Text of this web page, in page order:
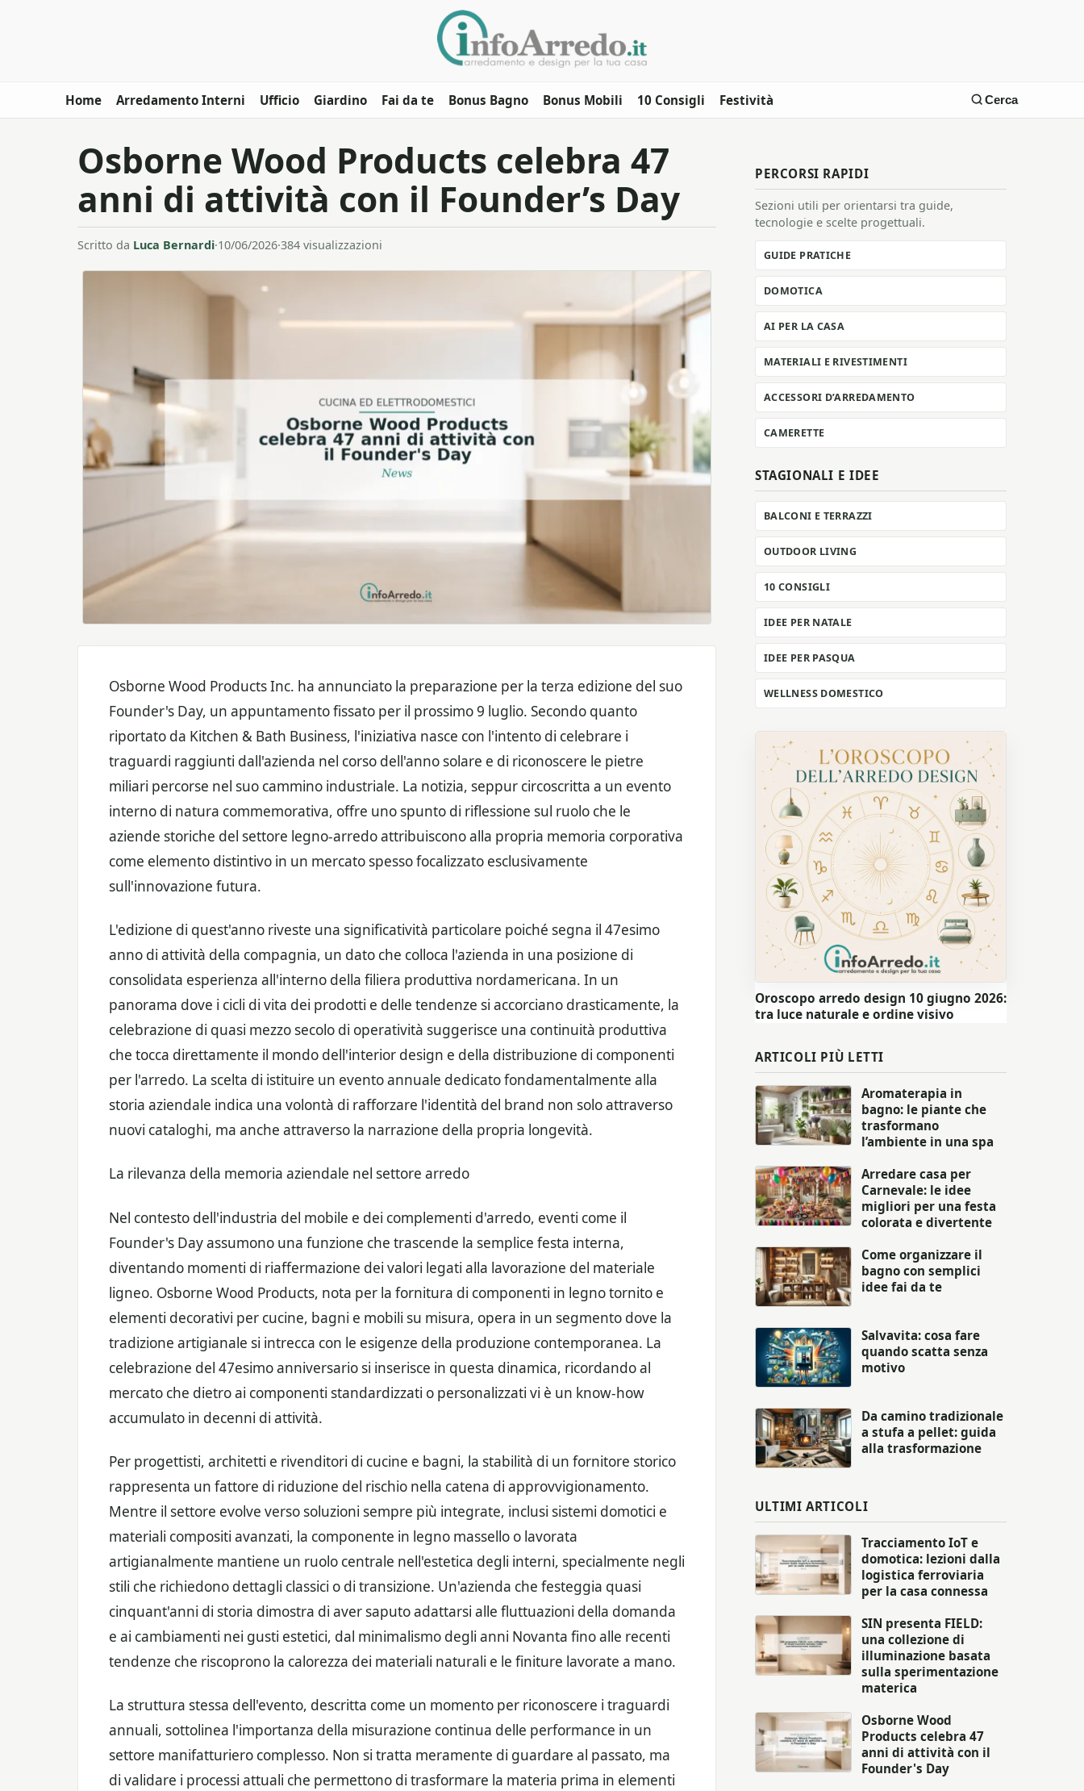
Home Arredamento Interni Ufficio Giardino Fai da te Bonus Bagno Bonus Mobili 10 Consigli Festività Cerca
Osborne Wood Products celebra 47
anni di attività con il Founder’s Day
Scritto da Luca Bernardi·10/06/2026·384 visualizzazioni
Osborne Wood Products Inc. ha annunciato la preparazione per la terza edizione del suo
Founder's Day, un appuntamento fissato per il prossimo 9 luglio. Secondo quanto
riportato da Kitchen & Bath Business, l'iniziativa nasce con l'intento di celebrare i
traguardi raggiunti dall'azienda nel corso dell'anno solare e di riconoscere le pietre
miliari percorse nel suo cammino industriale. La notizia, seppur circoscritta a un evento
interno di natura commemorativa, offre uno spunto di riflessione sul ruolo che le
aziende storiche del settore legno-arredo attribuiscono alla propria memoria corporativa
come elemento distintivo in un mercato spesso focalizzato esclusivamente
sull'innovazione futura.
L'edizione di quest'anno riveste una significatività particolare poiché segna il 47esimo
anno di attività della compagnia, un dato che colloca l'azienda in una posizione di
consolidata esperienza all'interno della filiera produttiva nordamericana. In un
panorama dove i cicli di vita dei prodotti e delle tendenze si accorciano drasticamente, la
celebrazione di quasi mezzo secolo di operatività suggerisce una continuità produttiva
che tocca direttamente il mondo dell'interior design e della distribuzione di componenti
per l'arredo. La scelta di istituire un evento annuale dedicato fondamentalmente alla
storia aziendale indica una volontà di rafforzare l'identità del brand non solo attraverso
nuovi cataloghi, ma anche attraverso la narrazione della propria longevità.
La rilevanza della memoria aziendale nel settore arredo
Nel contesto dell'industria del mobile e dei complementi d'arredo, eventi come il
Founder's Day assumono una funzione che trascende la semplice festa interna,
diventando momenti di riaffermazione dei valori legati alla lavorazione del materiale
ligneo. Osborne Wood Products, nota per la fornitura di componenti in legno tornito e
elementi decorativi per cucine, bagni e mobili su misura, opera in un segmento dove la
tradizione artigianale si intrecca con le esigenze della produzione contemporanea. La
celebrazione del 47esimo anniversario si inserisce in questa dinamica, ricordando al
mercato che dietro ai componenti standardizzati o personalizzati vi è un know-how
accumulato in decenni di attività.
Per progettisti, architetti e rivenditori di cucine e bagni, la stabilità di un fornitore storico
rappresenta un fattore di riduzione del rischio nella catena di approvvigionamento.
Mentre il settore evolve verso soluzioni sempre più integrate, inclusi sistemi domotici e
materiali compositi avanzati, la componente in legno massello o lavorata
artigianalmente mantiene un ruolo centrale nell'estetica degli interni, specialmente negli
stili che richiedono dettagli classici o di transizione. Un'azienda che festeggia quasi
cinquant'anni di storia dimostra di aver saputo adattarsi alle fluttuazioni della domanda
e ai cambiamenti nei gusti estetici, dal minimalismo degli anni Novanta fino alle recenti
tendenze che riscoprono la calorezza dei materiali naturali e le finiture lavorate a mano.
La struttura stessa dell'evento, descritta come un momento per riconoscere i traguardi
annuali, sottolinea l'importanza della misurazione continua delle performance in un
settore manifatturiero complesso. Non si tratta meramente di guardare al passato, ma
di validare i processi attuali che permettono di trasformare la materia prima in elementi
PERCORSI RAPIDI
Sezioni utili per orientarsi tra guide,
tecnologie e scelte progettuali.
GUIDE PRATICHE
DOMOTICA
AI PER LA CASA
MATERIALI E RIVESTIMENTI
ACCESSORI D’ARREDAMENTO
CAMERETTE
STAGIONALI E IDEE
BALCONI E TERRAZZI
OUTDOOR LIVING
10 CONSIGLI
IDEE PER NATALE
IDEE PER PASQUA
WELLNESS DOMESTICO
Oroscopo arredo design 10 giugno 2026:
tra luce naturale e ordine visivo
ARTICOLI PIÙ LETTI
Aromaterapia in
bagno: le piante che
trasformano
l’ambiente in una spa
Arredare casa per
Carnevale: le idee
migliori per una festa
colorata e divertente
Come organizzare il
bagno con semplici
idee fai da te
Salvavita: cosa fare
quando scatta senza
motivo
Da camino tradizionale
a stufa a pellet: guida
alla trasformazione
ULTIMI ARTICOLI
Tracciamento IoT e
domotica: lezioni dalla
logistica ferroviaria
per la casa connessa
SIN presenta FIELD:
una collezione di
illuminazione basata
sulla sperimentazione
materica
Osborne Wood
Products celebra 47
anni di attività con il
Founder's Day